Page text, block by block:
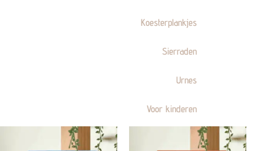
Koesterplankjes
Sierraden
Urnes
Voor kinderen